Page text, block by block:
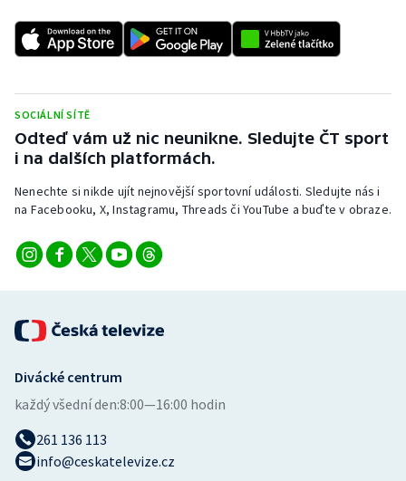
SOCIÁLNÍ SÍTĚ
Odteď vám už nic neunikne. Sledujte ČT sport
i na dalších platformách.
Nenechte si nikde ujít nejnovější sportovní události. Sledujte nás i
na Facebooku, X, Instagramu, Threads či YouTube a buďte v obraze.
Divácké centrum
každý všední den:8:00—16:00 hodin
261 136 113
info@ceskatelevize.cz